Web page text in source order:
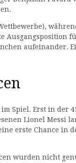
Ausgangsposition
aufeinander.
Spiel. Erst in der
Lionel Messi
erste Chance in
wurden nicht